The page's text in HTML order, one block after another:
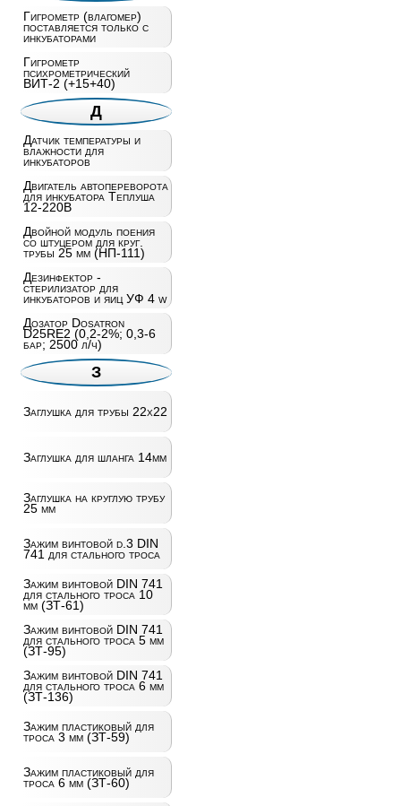
Гигрометр (влагомер)
поставляется только с
инкубаторами
Гигрометр
психрометрический
ВИТ-2 (+15+40)
Д
Датчик температуры и
влажности для
инкубаторов
Двигатель автопереворота
для инкубатора Теплуша
12-220В
Двойной модуль поения
со штуцером для круг.
трубы 25 мм (НП-111)
Дезинфектор -
стерилизатор для
инкубаторов и яиц УФ 4 w
Дозатор Dosatron
D25RE2 (0,2-2%; 0,3-6
бар; 2500 л/ч)
З
Заглушка для трубы 22х22
Заглушка для шланга 14мм
Заглушка на круглую трубу
25 мм
Зажим винтовой d.3 DIN
741 для стального троса
Зажим винтовой DIN 741
для стального троса 10
мм (ЗТ-61)
Зажим винтовой DIN 741
для стального троса 5 мм
(ЗТ-95)
Зажим винтовой DIN 741
для стального троса 6 мм
(ЗТ-136)
Зажим пластиковый для
троса 3 мм (ЗТ-59)
Зажим пластиковый для
троса 6 мм (ЗТ-60)